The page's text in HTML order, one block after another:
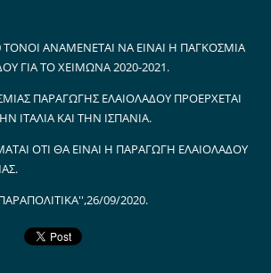
ΑΝΑΜΕΝΕΤΑΙ ΝΑ ΕΙΝΑΙ Η ΠΑΓΚΟΣΜΙΑ
ΓΙΑ ΤΟ ΧΕΙΜΩΝΑ 2020-2021.
ΠΑΡΑΓΩΓΗΣ ΕΛΑΙΟΛΑΔΟΥ ΠΡΟΕΡΧΕΤΑΙ
ΙΤΑΛΙΑ ΚΑΙ ΤΗΝ ΙΣΠΑΝΙΑ.
ΟΤΙ ΘΑ ΕΙΝΑΙ Η ΠΑΡΑΓΩΓΗ ΕΛΑΙΟΛΑΔΟΥ
09/2020.